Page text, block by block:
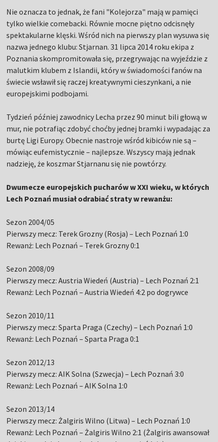
Nie oznacza to jednak, że fani "Kolejorza" mają w pamięci
tylko wielkie comebacki. Równie mocne piętno odcisnęły
spektakularne klęski. Wśród nich na pierwszy plan wysuwa się
nazwa jednego klubu: Stjarnan. 31 lipca 2014 roku ekipa z
Poznania skompromitowała się, przegrywając na wyjeździe z
malutkim klubem z Islandii, który w świadomości fanów na
świecie wsławił się raczej kreatywnymi cieszynkani, a nie
europejskimi podbojami.
Tydzień później zawodnicy Lecha przez 90 minut bili głową w
mur, nie potrafiąc zdobyć choćby jednej bramki i wypadając za
burtę Ligi Europy. Obecnie nastroje wśród kibiców nie są –
mówiąc eufemistycznie – najlepsze. Wszyscy mają jednak
nadzieję, że koszmar Stjarnanu się nie powtórzy.
Dwumecze europejskich pucharów w XXI wieku, w których
Lech Poznań musiał odrabiać straty w rewanżu:
Sezon 2004/05
Pierwszy mecz: Terek Grozny (Rosja) – Lech Poznań 1:0
Rewanż: Lech Poznań – Terek Grozny 0:1
Sezon 2008/09
Pierwszy mecz: Austria Wiedeń (Austria) – Lech Poznań 2:1
Rewanż: Lech Poznań – Austria Wiedeń 4:2 po dogrywce
Sezon 2010/11
Pierwszy mecz: Sparta Praga (Czechy) – Lech Poznań 1:0
Rewanż: Lech Poznań – Sparta Praga 0:1
Sezon 2012/13
Pierwszy mecz: AIK Solna (Szwecja) – Lech Poznań 3:0
Rewanż: Lech Poznań – AIK Solna 1:0
Sezon 2013/14
Pierwszy mecz: Żalgiris Wilno (Litwa) – Lech Poznań 1:0
Rewanż: Lech Poznań – Żalgiris Wilno 2:1 (Żalgiris awansował